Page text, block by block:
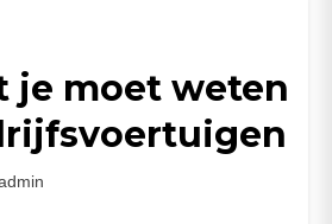
je moet weten